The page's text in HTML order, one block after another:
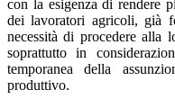
con la esigenza di rendere
dei lavoratori agricoli, già
necessità di procedere alla
soprattutto in
temporanea della
produttivo.